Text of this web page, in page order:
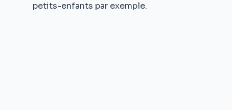
petits-enfants par exemple.